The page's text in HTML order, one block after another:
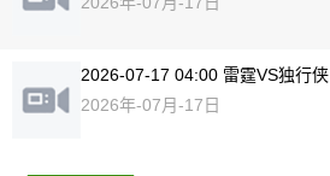
2026-07-17 04:00 雷霆VS独行侠
2026年-07月-17日